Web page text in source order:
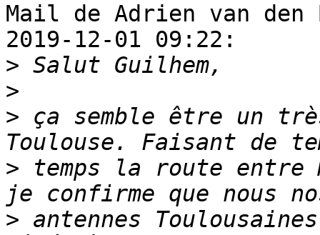
Mail de Adrien van den
2019-12-01 09:22:
>
>
> ça semble être un
> temps la route entre
> antennes